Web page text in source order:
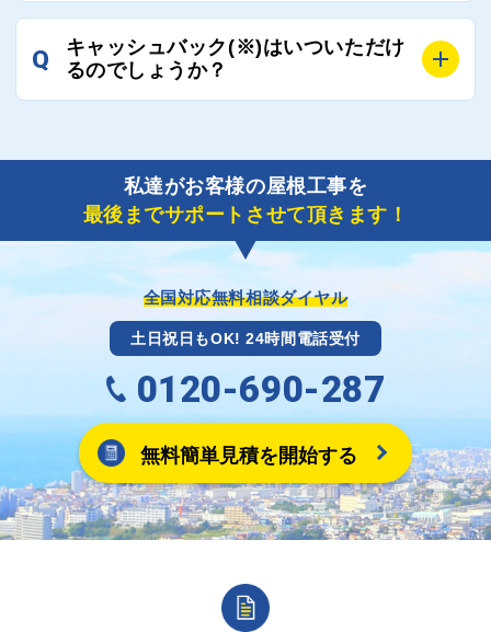
また、急ぎの場合などは屋根コネクトとしても全面的
にご協力いたしますので、ご相談ください。可能な限
り期間を短縮できる状況の工事業者を選定させていた
だきます。
風災補償を適用される場合は、専門家による視察と必
Q
キャッシュバック(※)はいついただけ
るのでしょうか？
了しましたら、キャッシュバック(※)申込みフォーム
に各項目を入力いただいた上で送信してください。
その内容を屋根コネクトが確認できた日時から翌月末
までには送付手配させていただきます。
※キャッシュバックの金額は契約金額によって異なり
ます。
私達がお客様の屋根工事を
最後までサポートさせて頂きます！
全国対応無料相談ダイヤル
土日祝日もOK! 24時間電話受付
0120-690-287
無料簡単見積を開始する